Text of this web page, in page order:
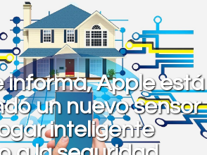
informa, Apple está
un nuevo sensor
inteligente